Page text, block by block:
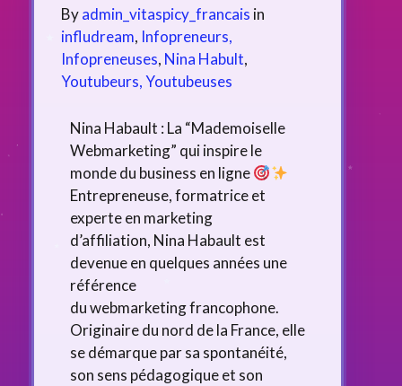
Byadmin_vitaspicy_francais in
infludream, Infopreneurs,
Infopreneuses, Nina Habult,
Youtubeurs, Youtubeuses
Nina Habault : La “Mademoiselle
Webmarketing” qui inspire le
monde du business en ligne
Entrepreneuse, formatrice et
experte en marketing
d’affiliation, Nina Habault est
devenue en quelques années une
référence
du webmarketing francophone.
Originaire du nord de la France, elle
se démarque par sa spontanéité,
son sens pédagogique et son